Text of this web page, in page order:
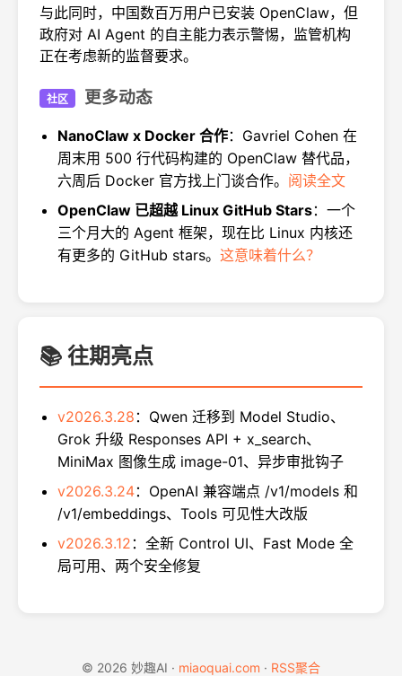
与此同时，中国数百万用户已安装 OpenClaw，但
政府对 AI Agent 的自主能力表示警惕，监管机构
正在考虑新的监督要求。
社区 更多动态
NanoClaw x Docker 合作：Gavriel Cohen 在
周末用 500 行代码构建的 OpenClaw 替代品，
六周后 Docker 官方找上门谈合作。 阅读全文
OpenClaw 已超越 Linux GitHub Stars：一个
三个月大的 Agent 框架，现在比 Linux 内核还
有更多的 GitHub stars。 这意味着什么？
📚 往期亮点
v2026.3.28 ：Qwen 迁移到 Model Studio、
Grok 升级 Responses API + x_search、
MiniMax 图像生成 image-01、异步审批钩子
v2026.3.24：OpenAI 兼容端点 /v1/models 和
/v1/embeddings、Tools 可见性大改版
v2026.3.12 ：全新 Control UI、Fast Mode 全
局可用、两个安全修复
© 2026 妙趣AI · miaoquai.com · RSS聚合